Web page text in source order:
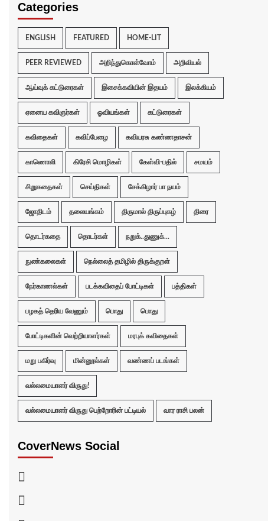
Categories
ENGLISH FEATURED HOME-LIT
PEER REVIEWED அறிந்துகொள்வோம் அறிவியல்
ஆய்வுக் கட்டுரைகள் இசைக்கவியின் இதயம் இலக்கியம்
ஏனைய கவிஞர்கள் ஓவியங்கள் கட்டுரைகள்
கவிதைகள் கவிப்பேழை கவியரசு கண்ணதாசன்
காணொலி கிரேசி மொழிகள் கேள்வி-பதில் சமயம்
சிறுகதைகள் செய்திகள் சேக்கிழார் பா நயம்
ஜோதிடம் தலையங்கம் திருமால் திருப்புகழ் திரை
தொடர்கதை தொடர்கள் நறுக்..துணுக்...
நுண்கலைகள் நெல்லைத் தமிழில் திருக்குறள்
நேர்காணல்கள் படக்கவிதைப் போட்டிகள் பத்திகள்
பழகத் தெரிய வேணும் பொது பொது
போட்டிகளின் வெற்றியாளர்கள் மரபுக் கவிதைகள்
மறு பகிர்வு மின்னூல்கள் வண்ணப் படங்கள்
வல்லமையாளர் விருது!
வல்லமையாளர் விருது பெற்றோரின் பட்டியல் வார ராசி பலன்
CoverNews Social